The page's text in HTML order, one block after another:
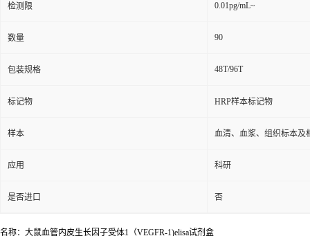
检测限 0.01pg/mL~
数量 90
包装规格 48T/96T
标记物 HRP样本标记物
样本 血清、血浆、组织标本及
应用 科研
是否进口 否
名称：大鼠血管内皮生长因子受体1（VEGFR-1)elisa试剂盒